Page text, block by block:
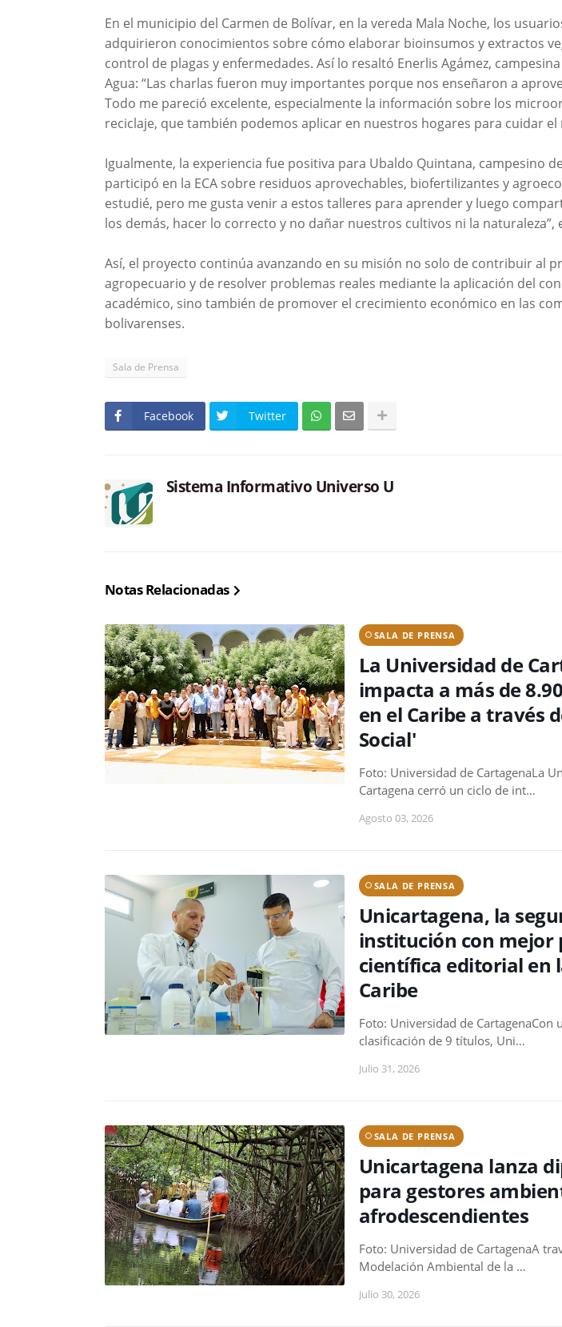
En el municipio del Carmen de Bolívar, en la vereda Mala Noche, los
adquirieron conocimientos sobre cómo elaborar bioinsumos y extractos
control de plagas y enfermedades. Así lo resaltó Enerlis Agámez,
Agua: “Las charlas fueron muy importantes porque nos enseñaron a
Todo me pareció excelente, especialmente la información sobre los
reciclaje, que también podemos aplicar en nuestros hogares para cuidar el
Igualmente, la experiencia fue positiva para Ubaldo Quintana, campesino
participó en la ECA sobre residuos aprovechables, biofertilizantes y
estudié, pero me gusta venir a estos talleres para aprender y luego
los demás, hacer lo correcto y no dañar nuestros cultivos ni la naturaleza”,
Así, el proyecto continúa avanzando en su misión no solo de contribuir al
agropecuario y de resolver problemas reales mediante la aplicación del
académico, sino también de promover el crecimiento económico en las
bolivarenses.
Sala de Prensa
Facebook Twitter
Sistema Informativo Universo U
Notas Relacionadas
SALA DE PRENSA
La Universidad de
impacta a más de
en el Caribe a través
Social'
Foto: Universidad de CartagenaLa
Cartagena cerró un ciclo de int…
Agosto 03, 2026
SALA DE PRENSA
Unicartagena, la
institución con mejor
científica editorial en
Caribe
Foto: Universidad de CartagenaCon
clasificación de 9 títulos, Uni…
Julio 31, 2026
SALA DE PRENSA
Unicartagena lanza
para gestores
afrodescendientes
Foto: Universidad de CartagenaA
Modelación Ambiental de la …
Julio 30, 2026